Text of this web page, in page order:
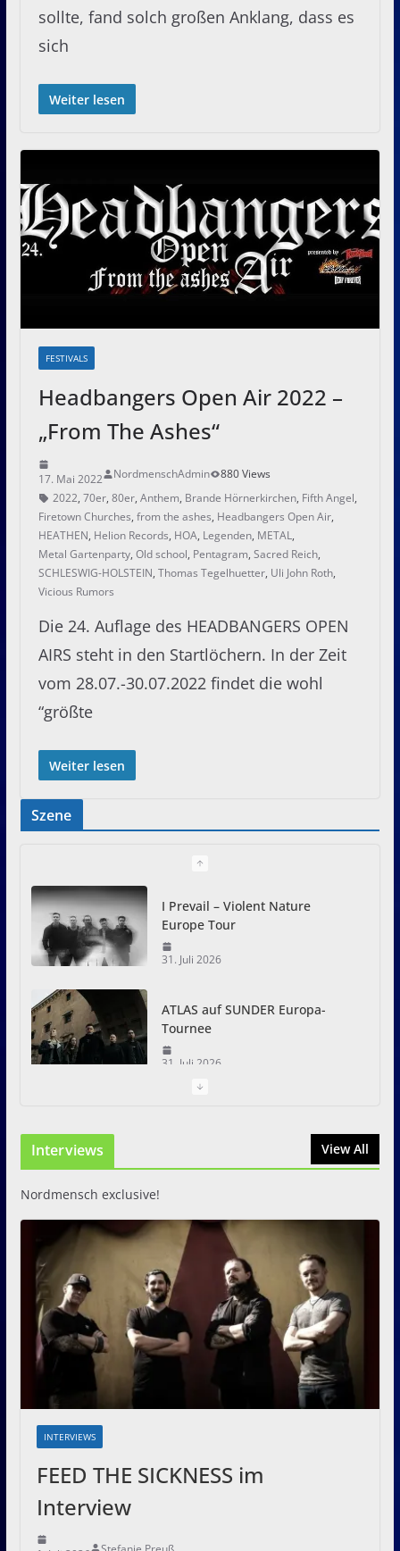
sollte, fand solch großen Anklang, dass es
sich
Weiter lesen
FESTIVALS
Headbangers Open Air 2022 –
„From The Ashes“
17. Mai 2022 NordmenschAdmin
880 Views
2022, 70er, 80er, Anthem, Brande Hörnerkirchen, Fifth Angel,
Firetown Churches, from the ashes, Headbangers Open Air,
HEATHEN, Helion Records, HOA, Legenden, METAL,
Metal Gartenparty, Old school, Pentagram, Sacred Reich,
SCHLESWIG-HOLSTEIN, Thomas Tegelhuetter, Uli John Roth,
Vicious Rumors
Die 24. Auflage des HEADBANGERS OPEN
AIRS steht in den Startlöchern. In der Zeit
vom 28.07.-30.07.2022 findet die wohl
“größte
Weiter lesen
Szene
I Prevail – Violent Nature
Europe Tour
31. Juli 2026
ATLAS auf SUNDER Europa-
Tournee
31. Juli 2026
Zwei Tage Rock und Metal in
Interviews View All
Nordmensch exclusive!
INTERVIEWS
FEED THE SICKNESS im
Interview